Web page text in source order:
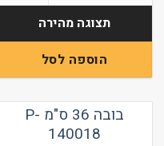
תצוגה מהירה
הוספה לסל
בובה 36 ס"מ P-
140018